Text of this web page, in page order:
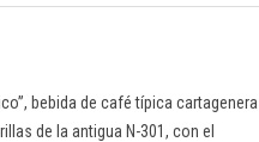
bebida de café típica cartagenera
de la antigua N-301, con el